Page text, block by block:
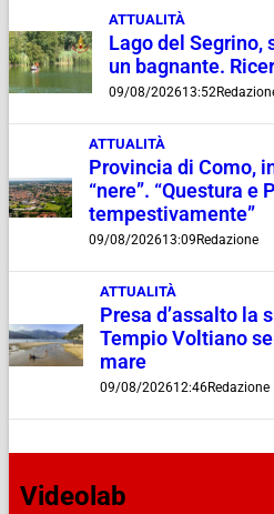
ATTUALITÀ
Lago del Segrino,
un bagnante.
09/08/202613:52
ATTUALITÀ
Provincia di Como,
“nere”. “Questura
tempestivamente”
09/08/202613:09 Redazione
ATTUALITÀ
Presa d’assalto la
Tempio Voltiano
mare
09/08/202612:46Redazione
Videolab